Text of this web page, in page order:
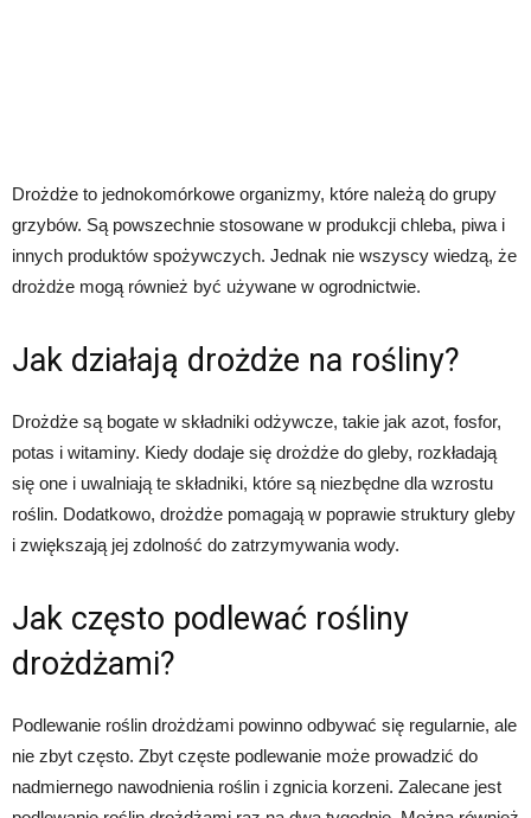
Drożdże to jednokomórkowe organizmy, które należą do grupy
grzybów. Są powszechnie stosowane w produkcji chleba, piwa i
innych produktów spożywczych. Jednak nie wszyscy wiedzą, że
drożdże mogą również być używane w ogrodnictwie.
Jak działają drożdże na rośliny?
Drożdże są bogate w składniki odżywcze, takie jak azot, fosfor,
potas i witaminy. Kiedy dodaje się drożdże do gleby, rozkładają
się one i uwalniają te składniki, które są niezbędne dla wzrostu
roślin. Dodatkowo, drożdże pomagają w poprawie struktury gleby
i zwiększają jej zdolność do zatrzymywania wody.
Jak często podlewać rośliny
drożdżami?
Podlewanie roślin drożdżami powinno odbywać się regularnie, ale
nie zbyt często. Zbyt częste podlewanie może prowadzić do
nadmiernego nawodnienia roślin i zgnicia korzeni. Zalecane jest